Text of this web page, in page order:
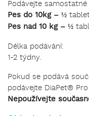
Podávejte
Pes do 10kg – ½
Pes nad 10 kg – ½
Délka podávání:
1-2 týdny.
Pokud se podává
podávejte DiaPet®
Nepoužívejte